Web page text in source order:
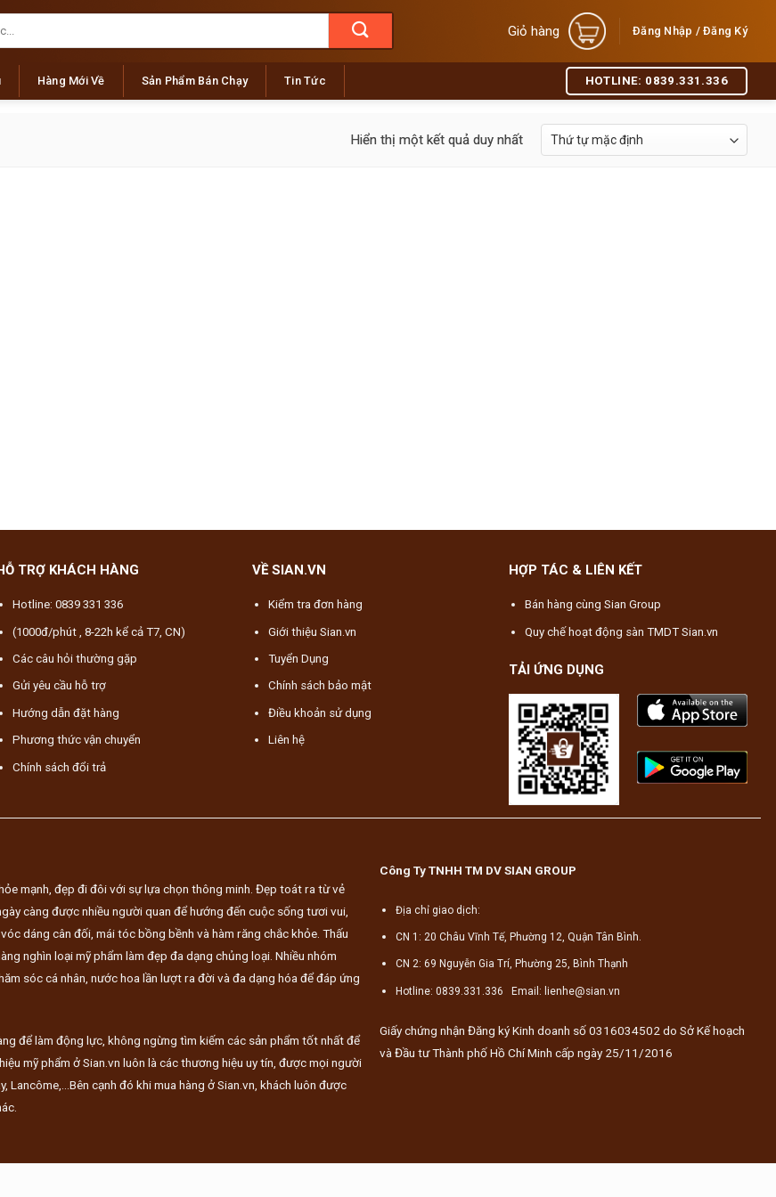
Giỏ hàng Đăng Nhập / Đăng Ký
Hàng Mới Về Sản Phẩm Bán Chạy Tin Tức HOTLINE: 0839.331.336
Hiển thị một kết quả duy nhất
TRỢ KHÁCH HÀNG
Hotline: 0839 331 336
(1000đ/phút , 8-22h kể cả T7, CN)
Các câu hỏi thường gặp
Gửi yêu cầu hỗ trợ
Hướng dẫn đặt hàng
Phương thức vận chuyển
Chính sách đổi trả
VỀ SIAN.VN
Kiểm tra đơn hàng
Giới thiệu Sian.vn
Tuyển Dụng
Chính sách bảo mật
Điều khoản sử dụng
Liên hệ
HỢP TÁC & LIÊN KẾT
Bán hàng cùng Sian Group
Quy chế hoạt động sàn TMDT Sian.vn
TẢI ỨNG DỤNG
mạnh, đẹp đi đôi với sự lựa chọn thông minh. Đẹp toát ra từ vẻ
càng được nhiều người quan để hướng đến cuộc sống tươi vui,
dáng cân đối, mái tóc bồng bềnh và hàm răng chắc khỏe. Thấu
nghìn loại mỹ phẩm làm đẹp đa dạng chủng loại. Nhiều nhóm
sóc cá nhân, nước hoa lần lượt ra đời và đa dạng hóa để đáp ứng
để làm động lực, không ngừng tìm kiếm các sản phẩm tốt nhất để
mỹ phẩm ở Sian.vn luôn là các thương hiệu uy tín, được mọi người
Lancôme,...Bên cạnh đó khi mua hàng ở Sian.vn, khách luôn được
Công Ty TNHH TM DV SIAN GROUP
Địa chỉ giao dịch:
CN 1: 20 Châu Vĩnh Tế, Phường 12, Quận Tân Bình.
CN 2: 69 Nguyễn Gia Trí, Phường 25, Bình Thạnh
Hotline: 0839.331.336 Email: lienhe@sian.vn
Giấy chứng nhận Đăng ký Kinh doanh số 0316034502 do Sở Kế hoạch
và Đầu tư Thành phố Hồ Chí Minh cấp ngày 25/11/2016